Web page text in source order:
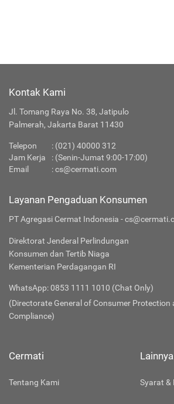
Kontak Kami
Jl. Tomang Raya No. 38, Jatipulo
Palmerah, Jakarta Barat 11430
Telepon : (021) 40000 312
Jam Kerja
: (Senin-Jumat 9:00-17:00)
Email
:cs@cermati.com
Layanan Pengaduan Konsumen
PT Agregasi Cermat Indonesia -
Direktorat Jenderal Perlindungan
Konsumen dan Tertib Niaga
Kementerian Perdagangan RI
WhatsApp: 0853 1111 1010 (Chat Only)
(Directorate General of Consumer Protection
Compliance)
Cermati
Tentang Kami
Lainnya
Syarat &